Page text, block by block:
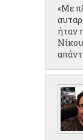
«Με
ήταν